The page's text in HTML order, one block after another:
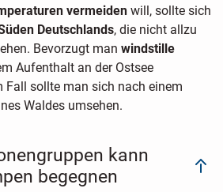
vermeidenwill, sollte sich
Deutschlands, die nicht allzu
Bevorzugt man windstille
Aufenthalt an der Ostsee
Fall sollte man sich nach einem
Waldes umsehen.
kann
begegnen